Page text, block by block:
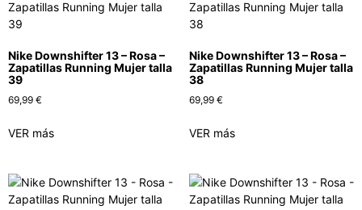
Nike Downshifter 13 – Rosa –
Zapatillas Running Mujer talla
39
69,99 €
VER más
Nike Downshifter 13 – Rosa –
Zapatillas Running Mujer talla
38
69,99 €
VER más